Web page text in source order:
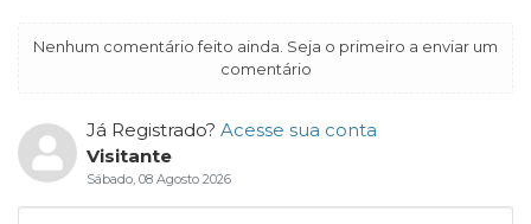
Nenhum comentário feito ainda. Seja o primeiro a enviar um
comentário
Já Registrado? Acesse sua conta
Visitante
Sábado, 08 Agosto 2026